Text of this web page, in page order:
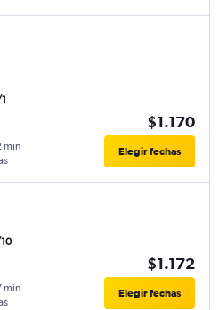
min
$1.170
Elegir fechas
min
$1.172
Elegir fechas